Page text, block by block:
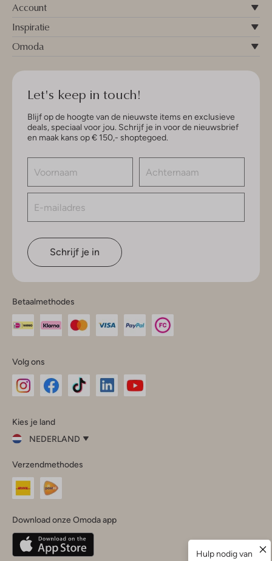
Account
Inspiratie
Omoda
Let's keep in touch!
Blijf op de hoogte van de nieuwste items en exclusieve
deals, speciaal voor jou. Schrijf je in voor de nieuwsbrief
en maak kans op € 150,- shoptegoed.
Schrijf je in
Betaalmethodes
Volg ons
InstagramFacebook
Kies je land
NEDERLAND
je
land
Nederland
Belgique(Français)
Deutschland
Verzendmethodes
Download onze Omoda app